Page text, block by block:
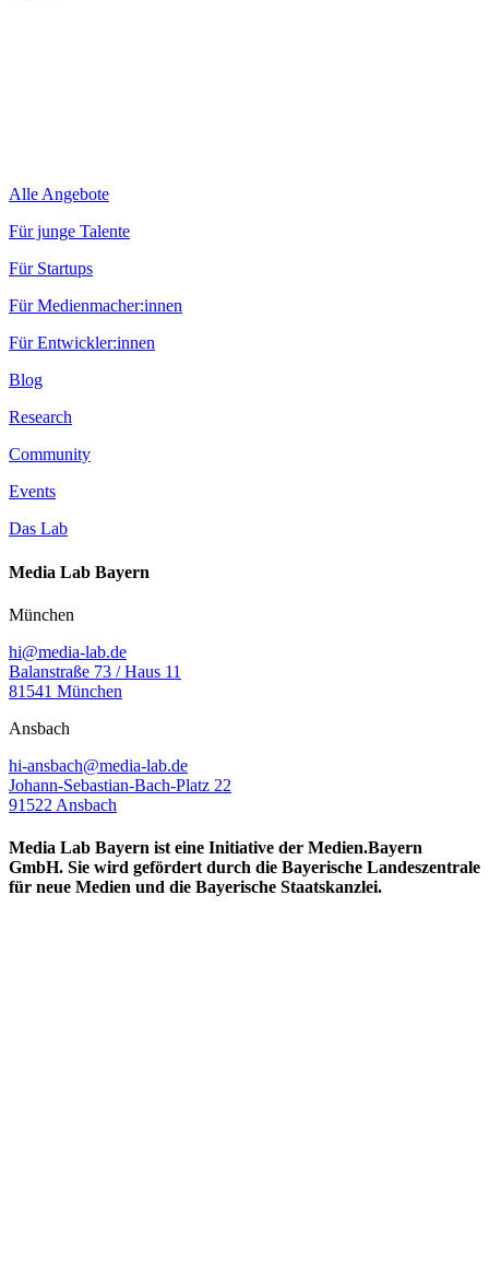
Alle Angebote
Für junge Talente
Für Startups
Für Medienmacher:innen
Für Entwickler:innen
Blog
Research
Community
Events
Das Lab
Media Lab Bayern
München
hi@media-lab.de
Balanstraße 73 / Haus 11
81541 München
Ansbach
hi-ansbach@media-lab.de
Johann-Sebastian-Bach-Platz 22
91522 Ansbach
Media Lab Bayern ist eine Initiative der Medien.Bayern
GmbH. Sie wird gefördert durch die Bayerische Landeszentrale
für neue Medien und die Bayerische Staatskanzlei.